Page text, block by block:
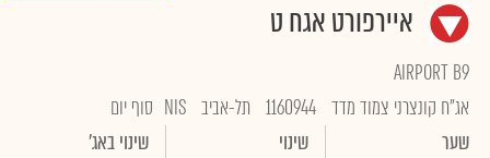
איירפורט אגח ט
AIRPORT B9
אג"ח קונצרני צמוד מדד 1160944 תל-אביב NIS סוף יום
שער
שינוי שינוי באג'